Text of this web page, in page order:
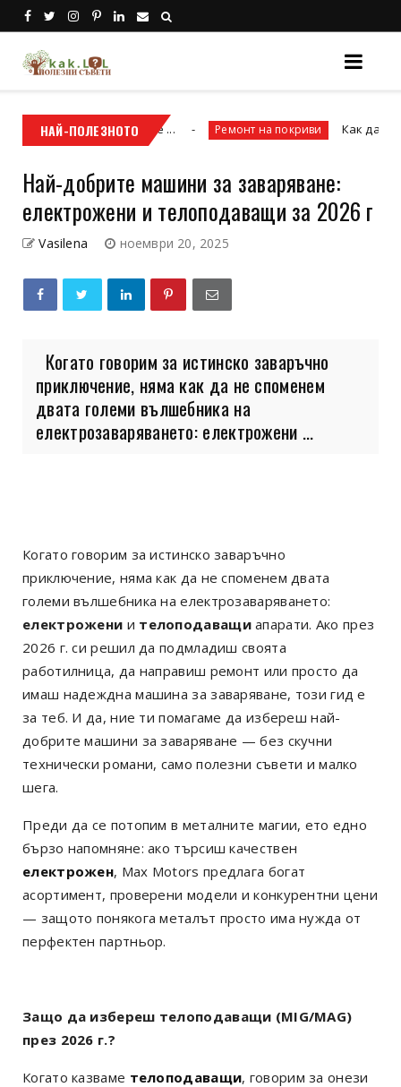
НАЙ-ПОЛЕЗНОТО
и причините ... Ремонт на покриви Как да планираме
Най-добрите машини за заваряване:
електрожени и телоподаващи за 2026 г
Vasilena ноември 20, 2025
Когато говорим за истинско заваръчно
приключение, няма как да не споменем
двата големи вълшебника на
електрозаваряването: електрожени ...
Когато говорим за истинско заваръчно
приключение, няма как да не споменем двата
големи вълшебника на електрозаваряването:
електрожени и телоподаващиапарати. Ако през
2026 г. си решил да подмладиш своята
работилница, да направиш ремонт или просто да
имаш надеждна машина за заваряване, този гид е
за теб. И да, ние ти помагаме да избереш най-
добрите машини за заваряване — без скучни
технически романи, само полезни съвети и малко
шега.
Преди да се потопим в металните магии, ето едно
бързо напомняне: ако търсиш качествен
електрожен, Max Motors предлага богат
асортимент, проверени модели и конкурентни цени
— защото понякога металът просто има нужда от
перфектен партньор.
Защо да избереш телоподаващи (MIG/MAG)
през 2026 г.?
Когато казваме телоподаващи, говорим за онези